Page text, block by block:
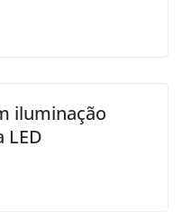
iluminação
LED